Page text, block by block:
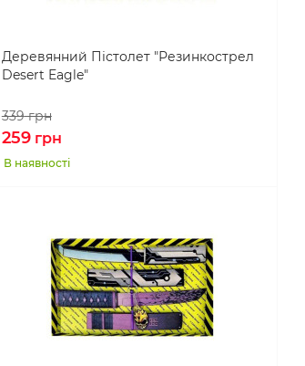
Деревянний Пістолет "Резинкострел
Desert Eagle"
339грн
259грн
В наявності